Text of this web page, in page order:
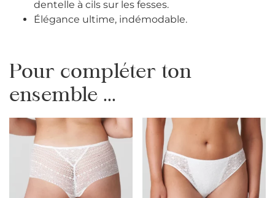
dentelle à cils sur les fesses.
Élégance ultime, indémodable.
Pour compléter ton
ensemble ...